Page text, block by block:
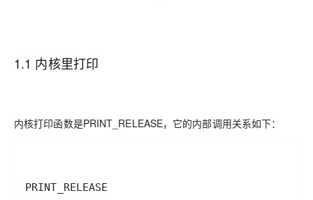
1.1 内核里打印
内核打印函数是PRINT_RELEASE，它的内部调用关系如下：